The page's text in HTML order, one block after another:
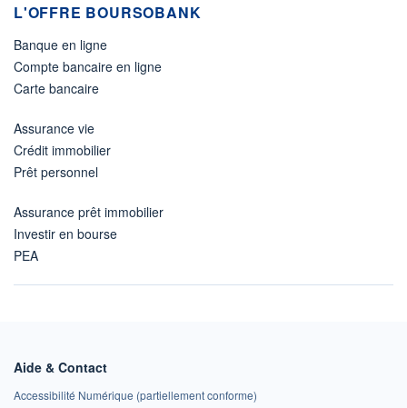
L'OFFRE BOURSOBANK
Banque en ligne
Compte bancaire en ligne
Carte bancaire
Assurance vie
Crédit immobilier
Prêt personnel
Assurance prêt immobilier
Investir en bourse
PEA
Aide & Contact
Accessibilité Numérique (partiellement conforme)